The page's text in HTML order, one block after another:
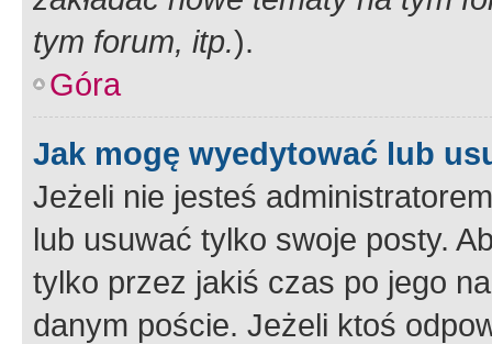
tym forum, itp.).
Góra
Jak mogę wyedytować lub
Jeżeli nie jesteś
lub usuwać tylko swoje posty.
tylko przez jakiś czas po jego
danym poście. Jeżeli ktoś